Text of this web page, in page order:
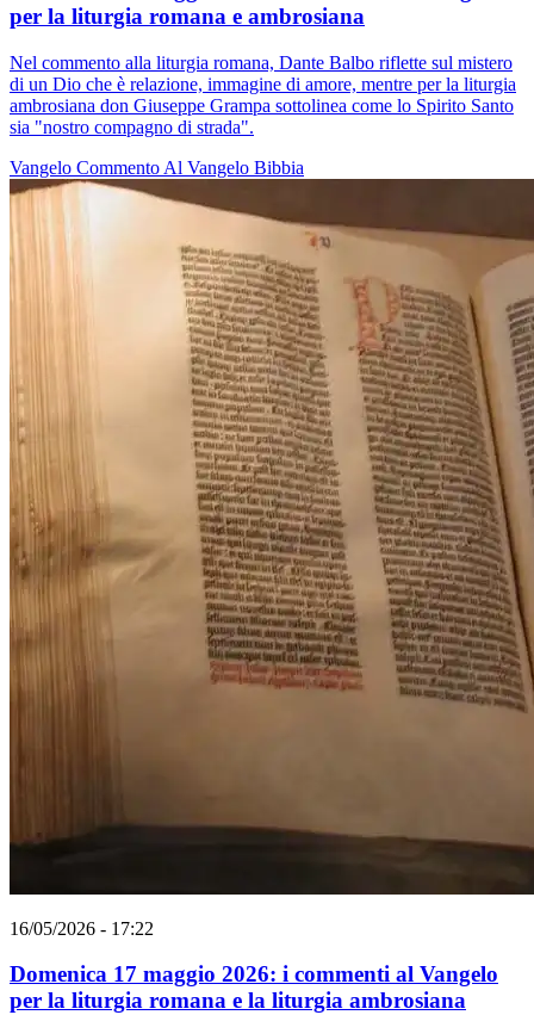
per la liturgia romana e ambrosiana
Nel commento alla liturgia romana, Dante Balbo riflette sul mistero
di un Dio che è relazione, immagine di amore, mentre per la liturgia
ambrosiana don Giuseppe Grampa sottolinea come lo Spirito Santo
sia "nostro compagno di strada".
Vangelo Commento Al Vangelo Bibbia
16/05/2026 - 17:22
Domenica 17 maggio 2026: i commenti al Vangelo
per la liturgia romana e la liturgia ambrosiana